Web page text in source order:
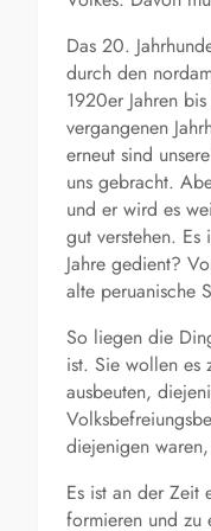
Das 20.
durch den
1920er Jahren
vergangenen
erneut sind
uns gebracht.
und er wird es
gut verstehen.
Jahre gedient?
alte peruanische
So liegen die
ist. Sie wollen es
ausbeuten,
diejenigen
Es ist an der Zeit
formieren und zu